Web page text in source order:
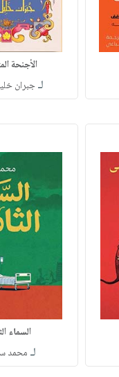
الأجنحة
لـجبران
السماء
لـ محمد